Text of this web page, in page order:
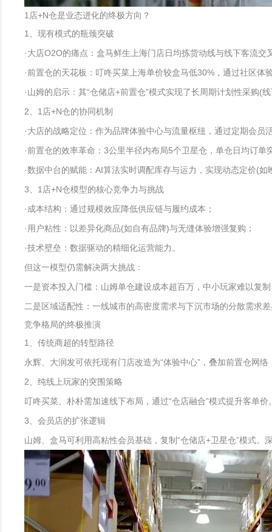
1店+N仓是业态进化的终极方向？
1、现有模式的瓶颈突破
·大店O2O的痛点：盒马鲜生上海门店日均拣货动线与线下客流
·前置仓的天花板：叮咚买菜上海单价较盒马低30%，通过社区
·山姆的启示：其“仓储店+前置仓”模式实现了长周期计划性采购(
2、1店+N仓的协同机制
·大店的战略定位：作为品牌体验中心与流量枢纽，通过定期会
·前置仓的效率革命：3公里半径内布局5个卫星仓，单仓日均订
·数据中台的赋能：AI算法实时调配库存与运力，实现动态定价(
3、1店+N仓模型的核心竞争力与挑战
·成本结构：通过规模效应降低供应链与履约成本；
·用户粘性：以差异化商品(如自有品牌)与无缝体验增强复购；
·技术壁垒：数据驱动的精细化运营能力。
但这一模型仍需解决两大挑战：
一是资本投入门槛：山姆单仓建设成本超百万，中小玩家难以复
二是区域适配性：一线城市的高密度需求与下沉市场的分散需求
竞争格局的终极推演
1、传统商超的转型路径
永辉、大润发可依托现有门店改造为“体验中心”，叠加前置仓网
2、纯线上玩家的突围策略
叮咚买菜、朴朴需加速线下布局，通过“仓店融合”模式提升客单
3、会员店的扩张逻辑
山姆、盒马可利用高粘性会员基础，复制“仓储店+卫星仓”模式